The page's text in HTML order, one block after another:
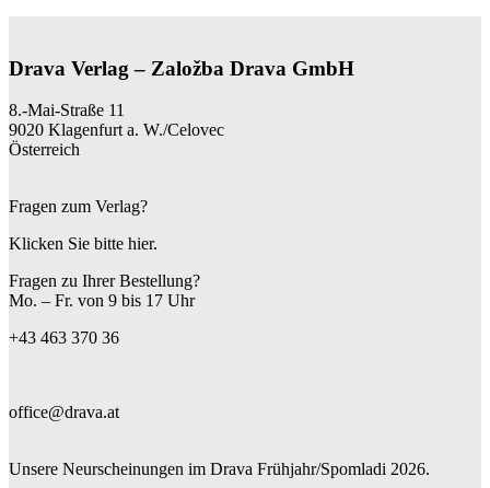
Drava Verlag – Založba Drava GmbH
8.-Mai-Straße 11
9020 Klagenfurt a. W./Celovec
Österreich
Fragen zum Verlag?
Klicken Sie bitte hier.
Fragen zu Ihrer Bestellung?
Mo. – Fr. von 9 bis 17 Uhr
+43 463 370 36
office@drava.at
Unsere Neurscheinungen im Drava Frühjahr/Spomladi 2026.